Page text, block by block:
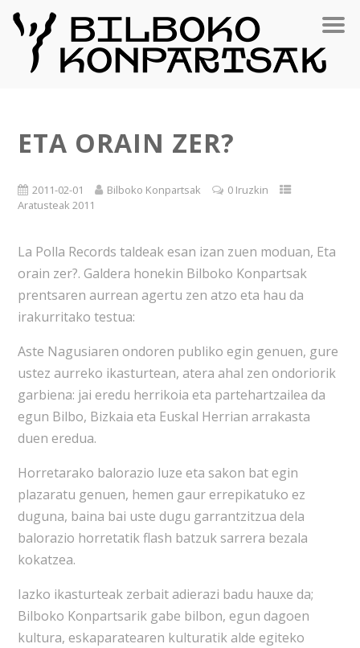
ETA ORAIN ZER?
2011-02-01 Bilboko Konpartsak
0 Iruzkin
Aratusteak 2011
La Polla Records taldeak esan izan zuen moduan, Eta
orain zer?. Galdera honekin Bilboko Konpartsak
prentsaren aurrean agertu zen atzo eta hau da
irakurritako testua:
Aste Nagusiaren ondoren publiko egin genuen, gure
ustez aurreko ikasturtean, atera ahal zen ondoriorik
garbiena: jai eredu herrikoia eta partehartzailea da
egun Bilbo, Bizkaia eta Euskal Herrian arrakasta
duen eredua.
Horretarako balorazio luze eta sakon bat egin
plazaratu genuen, hemen gaur errepikatuko ez
duguna, baina bai uste dugu garrantzitzua dela
balorazio horretatik flash batzuk sarrera bezala
kokatzea.
Iazko ikasturteak zerbait adierazi badu hauxe da;
Bilboko Konpartsarik gabe bilbon, egun dagoen
kultura, eskaparatearen kulturatik alde egiteko